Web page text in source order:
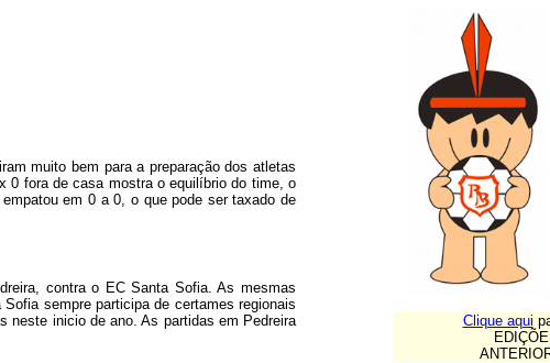
muito bem para a preparação dos atletas
0 fora de casa mostra o equilíbrio do time, o
em 0 a 0, o que pode ser taxado de
contra o EC Santa Sofia. As mesmas
sempre participa de certames regionais
neste inicio de ano. As partidas em Pedreira
Clique aqui